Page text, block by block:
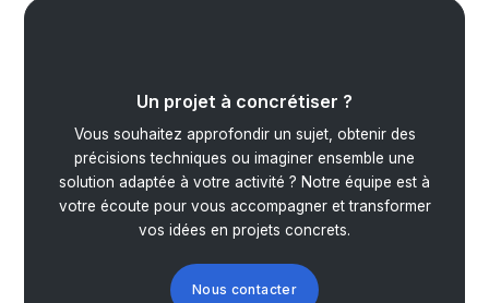
Un projet à concrétiser ?
Vous souhaitez approfondir un sujet, obtenir des
précisions techniques ou imaginer ensemble une
solution adaptée à votre activité ? Notre équipe est à
votre écoute pour vous accompagner et transformer
vos idées en projets concrets.
Nous contacter